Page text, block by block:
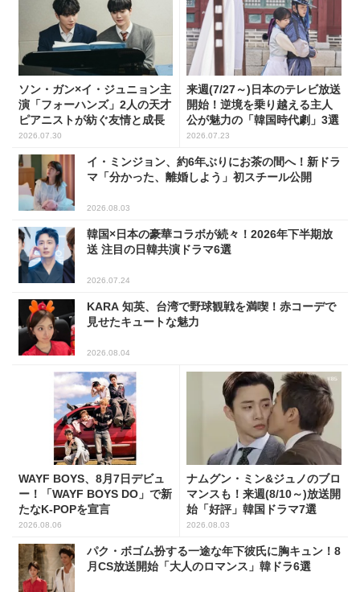
ソン・ガン×イ・ジュニョン主
演「フォーハンズ」2人の天才
ピアニストが紡ぐ友情と成長
2026.07.30
来週(7/27～)日本のテレビ放送
開始！逆境を乗り越える主人
公が魅力の「韓国時代劇」3選
2026.07.23
イ・ミンジョン、約6年ぶりにお茶の間へ！新ドラ
マ「分かった、離婚しよう」初スチール公開
2026.08.03
韓国×日本の豪華コラボが続々！2026年下半期放
送 注目の日韓共演ドラマ6選
2026.07.24
KARA 知英、台湾で野球観戦を満喫！赤コーデで
見せたキュートな魅力
2026.08.04
WAYF BOYS、8月7日デビュ
ー！「WAYF BOYS DO」で新
たなK-POPを宣言
2026.08.06
ナムグン・ミン&ジュノのブロ
マンスも！来週(8/10～)放送開
始「好評」韓国ドラマ7選
2026.08.03
パク・ボゴム扮する一途な年下彼氏に胸キュン！8
月CS放送開始「大人のロマンス」韓ドラ6選